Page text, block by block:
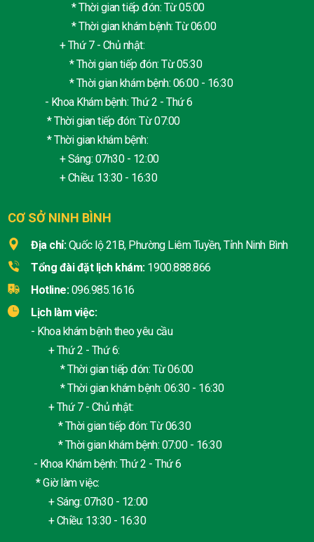
* Thời gian tiếp đón: Từ 05:00
* Thời gian khám bệnh: Từ 06:00
+ Thứ 7 - Chủ nhật:
* Thời gian tiếp đón: Từ 05:30
* Thời gian khám bệnh: 06:00 - 16:30
- Khoa Khám bệnh: Thứ 2 - Thứ 6
* Thời gian tiếp đón: Từ 07:00
* Thời gian khám bệnh:
+ Sáng: 07h30 - 12:00
+ Chiều: 13:30 - 16:30
CƠ SỞ NINH BÌNH
Địa chỉ: Quốc lộ 21B, Phường Liêm Tuyền, Tỉnh Ninh Bình
Tổng đài đặt lịch khám: 1900.888.866
Hotline: 096.985.1616
Lịch làm việc:
- Khoa khám bệnh theo yêu cầu
+ Thứ 2 - Thứ 6:
* Thời gian tiếp đón: Từ 06:00
* Thời gian khám bệnh: 06:30 - 16:30
+ Thứ 7 - Chủ nhật:
* Thời gian tiếp đón: Từ 06:30
* Thời gian khám bệnh: 07:00 - 16:30
- Khoa Khám bệnh: Thứ 2 - Thứ 6
* Giờ làm việc:
+ Sáng: 07h30 - 12:00
+ Chiều: 13:30 - 16:30